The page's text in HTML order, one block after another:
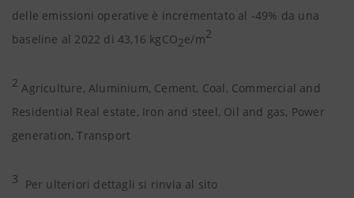
delle emissioni operative è incrementato al -49% da una
baseline al 2022 di 43,16 kgCO2e/m2
2 Agriculture, Aluminium, Cement, Coal, Commercial and
Residential Real estate, Iron and steel, Oil and gas, Power
generation, Transport
3 Per ulteriori dettagli si rinvia al sito